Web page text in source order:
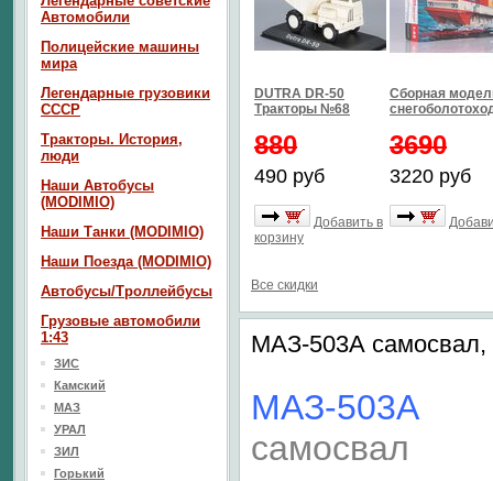
DUTRA DR-50
Тракторы №68
880
490 руб
Добавить в
корзину
Сборная
3690
3220 руб
Все скидки
МАЗ-503А самосвал,
МАЗ-503А
самосвал
Автомобили
Полицейские машины
мира
Легендарные грузовики
СССР
Тракторы. История,
люди
Наши Автобусы
(MODIMIO)
Наши Танки (MODIMIO)
Наши Поезда (MODIMIO)
Автобусы/Троллейбусы
Грузовые автомобили
1:43
ЗИС
Камский
МАЗ
УРАЛ
ЗИЛ
Горький